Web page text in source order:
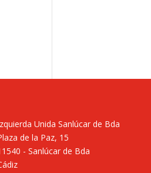
Unida Sanlúcar de Bda
de la Paz, 15
- Sanlúcar de Bda